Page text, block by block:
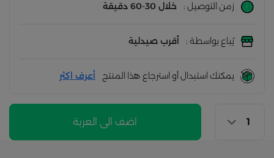
زمن التوصيل : خلال 30-60 دقيقة
يُباع بواسطة : أقرب صيدلية
يمكنك استبدال أو استرجاع هذا المنتج أعرف اكثر
اضف الى العربة